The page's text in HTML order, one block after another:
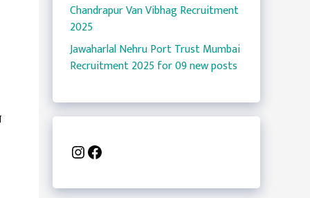
Chandrapur Van Vibhag Recruitment
2025
Jawaharlal Nehru Port Trust Mumbai
Recruitment 2025 for 09 new posts
Instagram
Facebook